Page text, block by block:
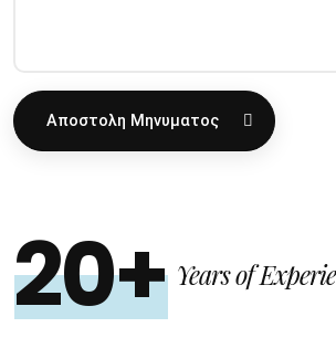
Αποστολη Μηνυματος
20+ Years of